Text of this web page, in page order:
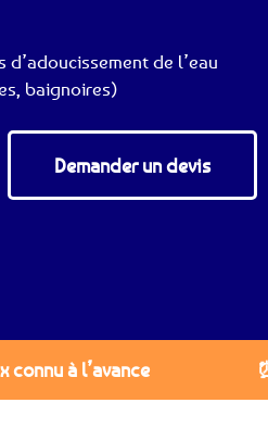
de l’eau
baignoires)
Demander un devis
connu à l’avance